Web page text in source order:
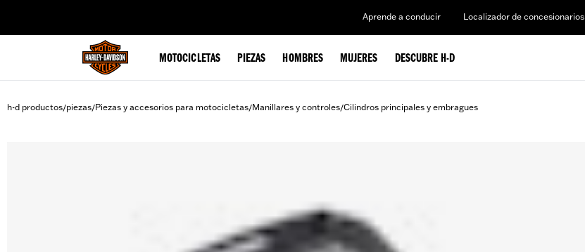
Aprende a conducir Localizador de concesionarios
MOTOCICLETAS PIEZAS HOMBRES MUJERES DESCUBRE H-D
h-d productos/piezas/Piezas y accesorios para motocicletas/Manillares y controles/Cilindros principales y embragues